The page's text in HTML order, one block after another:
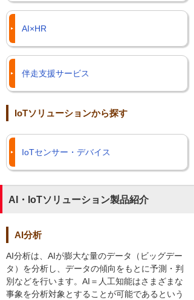
AI×HR
伴走支援サービス
IoTソリューションから探す
IoTセンサー・デバイス
AI・IoTソリューション製品紹介
AI分析
AI分析は、AIが膨大な量のデータ（ビッグデー
タ）を分析し、データの傾向をもとに予測・判
別などを行います。AI＝人工知能はさまざまな
事象を分析対象とすることが可能であるという